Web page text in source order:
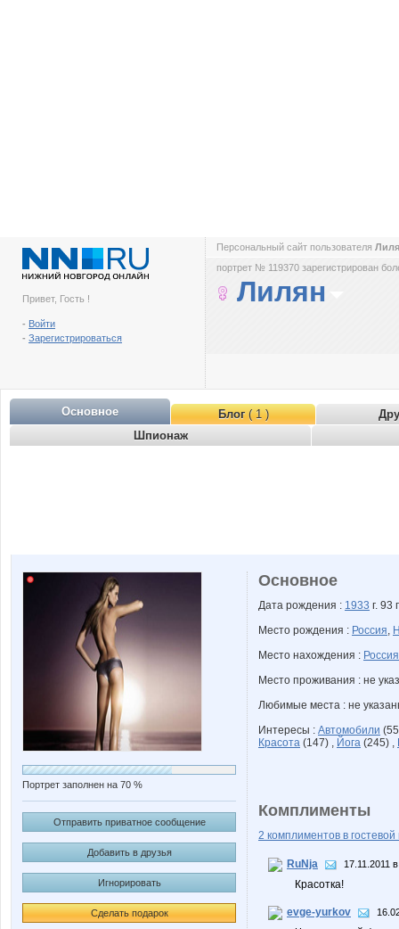
Привет, Гость !
- Войти
- Зарегистрироваться
Персональный сайт пользователя
портрет № 119370 зарегистрирован
Лилян
Основное Блог( 1 )
Шпионаж
Портрет заполнен на 70 %
Отправить приватное сообщение
Добавить в друзья
Игнорировать
Сделать подарок
Основное
Дата рождения : 1933 г. 93
Место рождения : Россия,
Место нахождения : Россия
Место проживания : не
Любимые места : не
Интересы : Автомобили
Красота (147) , Йога (245) ,
Комплименты
2 комплиментов в гостевой
RuNja 17.11.2011
Красотка!
evge-yurkov